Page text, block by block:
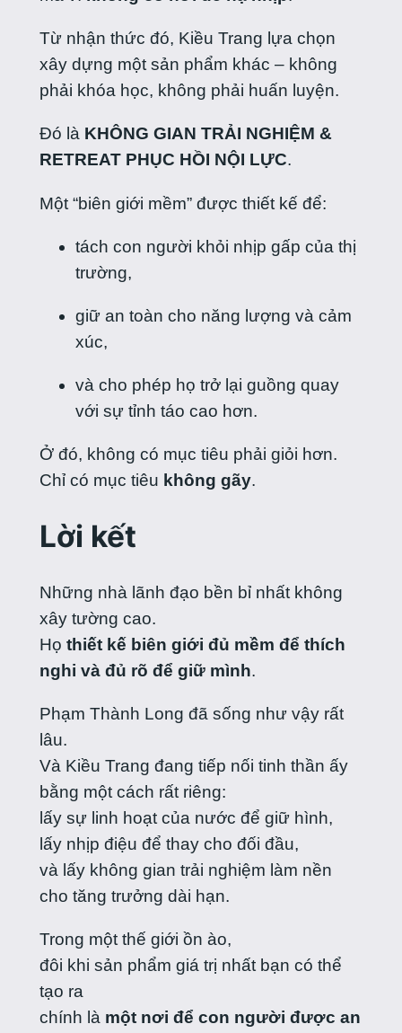
Từ nhận thức đó, Kiều Trang lựa chọn
xây dựng một sản phẩm khác – không
phải khóa học, không phải huấn luyện.
Đó là KHÔNG GIAN TRẢI NGHIỆM &
RETREAT PHỤC HỒI NỘI LỰC.
Một “biên giới mềm” được thiết kế để:
tách con người khỏi nhịp gấp của thị
trường,
giữ an toàn cho năng lượng và cảm
xúc,
và cho phép họ trở lại guồng quay
với sự tỉnh táo cao hơn.
Ở đó, không có mục tiêu phải giỏi hơn.
Chỉ có mục tiêu không gãy.
Lời kết
Những nhà lãnh đạo bền bỉ nhất không
xây tường cao.
Họ thiết kế biên giới đủ mềm để thích
nghi và đủ rõ để giữ mình.
Phạm Thành Long đã sống như vậy rất
lâu.
Và Kiều Trang đang tiếp nối tinh thần ấy
bằng một cách rất riêng:
lấy sự linh hoạt của nước để giữ hình,
lấy nhịp điệu để thay cho đối đầu,
và lấy không gian trải nghiệm làm nền
cho tăng trưởng dài hạn.
Trong một thế giới ồn ào,
đôi khi sản phẩm giá trị nhất bạn có thể
tạo ra
chính là một nơi để con người được an